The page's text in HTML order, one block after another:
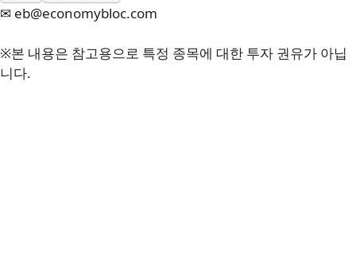
✉ eb@economybloc.com
※본 내용은 참고용으로 특정 종목에 대한 투자 권유가 아닙
니다.